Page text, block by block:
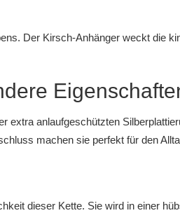
Der Kirsch-Anhänger weckt die
extra anlaufgeschützten
machen sie perfekt für den
dieser Kette. Sie wird in einer